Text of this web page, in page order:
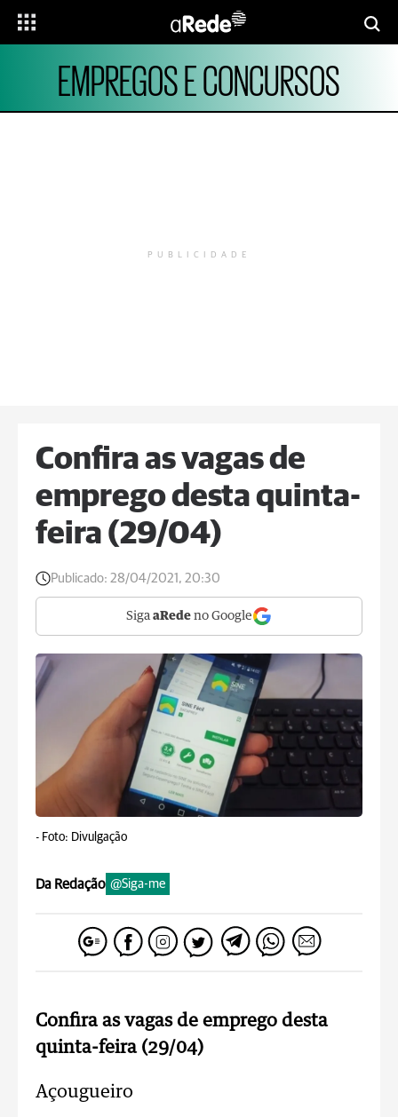
EMPREGOS E CONCURSOS
PUBLICIDADE
Confira as vagas de
emprego desta quinta-
feira (29/04)
Publicado: 28/04/2021, 20:30
Siga aRede no Google
- Foto: Divulgação
Da Redação @Siga-me
Confira as vagas de emprego desta
quinta-feira (29/04)
Açougueiro